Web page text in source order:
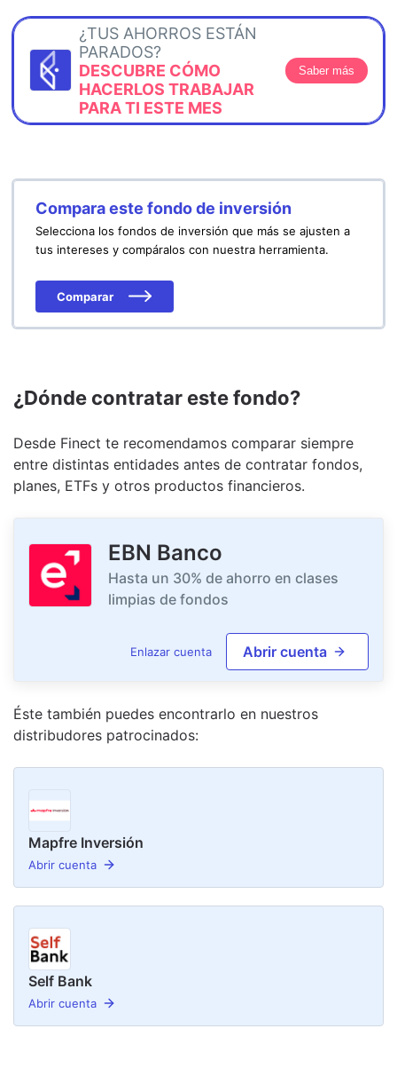
¿TUS AHORROS ESTÁN
PARADOS?
DESCUBRE CÓMO
HACERLOS TRABAJAR
PARA TI ESTE MES
Saber más
Compara este fondo de inversión
Selecciona los fondos de inversión que más se ajusten a
tus intereses y compáralos con nuestra herramienta.
Comparar
¿Dónde contratar este fondo?
Desde Finect te recomendamos comparar siempre
entre distintas entidades antes de contratar fondos,
planes, ETFs y otros productos financieros.
EBN Banco
Hasta un 30% de ahorro en clases
limpias de fondos
Enlazar cuenta Abrir cuenta
Éste también puedes encontrarlo en nuestros
distribudores patrocinados:
Mapfre Inversión
Abrir cuenta
Self Bank
Abrir cuenta